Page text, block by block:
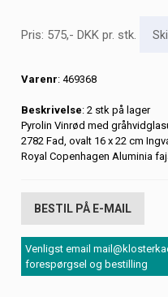
Pris: 575,- DKKpr. stk.
Varenr: 469368
Beskrivelse: 2 stk på lager
Pyrolin Vinrød med
2782 Fad, ovalt 16 x 22 cm
Royal Copenhagen Aluminia
BESTIL PÅ E-MAIL
Venligst email
forespørgsel og bestilling